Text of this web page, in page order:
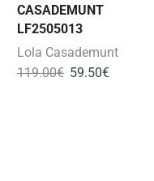
CASADEMUNT
LF2505013
Lola Casademunt
119.00€ 59.50€